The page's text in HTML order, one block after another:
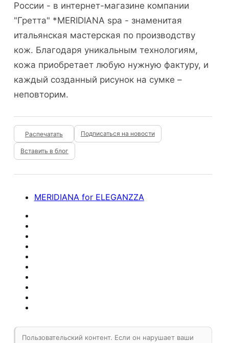
России - в интернет-магазине компании
"Гретта" *MERIDIANA spa - знаменитая
итальянская мастерская по производству
кож. Благодаря уникальным технологиям,
кожа приобретает любую нужную фактуру, и
каждый созданный рисунок на сумке –
неповторим.
Подписаться на новости
Вставить в блог
MERIDIANA for ELEGANZZA
Пользовательский контент. Если он нарушает ваши